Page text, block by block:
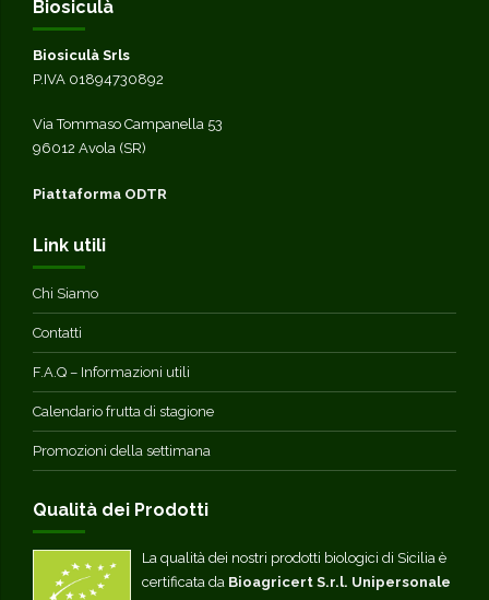
Biosiculà
Biosiculà Srls
P.IVA 01894730892
Via Tommaso Campanella 53
96012 Avola (SR)
Piattaforma ODTR
Link utili
Chi Siamo
Contatti
F.A.Q – Informazioni utili
Calendario frutta di stagione
Promozioni della settimana
Qualità dei Prodotti
La qualità dei nostri prodotti biologici di Sicilia è
certificata da Bioagricert S.r.l. Unipersonale